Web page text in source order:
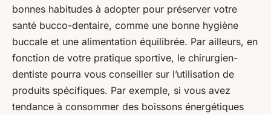
bonnes habitudes à adopter pour préserver votre
santé bucco-dentaire, comme une bonne hygiène
buccale et une alimentation équilibrée. Par ailleurs, en
fonction de votre pratique sportive, le chirurgien-
dentiste pourra vous conseiller sur l’utilisation de
produits spécifiques. Par exemple, si vous avez
tendance à consommer des boissons énergétiques